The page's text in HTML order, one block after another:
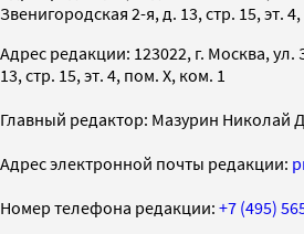
Звенигородская 2-я, д. 13, стр. 15, эт.
Адрес редакции: 123022, г. Москва, ул.
13, стр. 15, эт. 4, пом. X, ком. 1
Главный редактор: Мазурин Николай
Адрес электронной почты редакции:
Номер телефона редакции: +7 (495)